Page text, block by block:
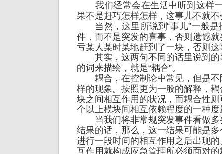
我们经常会在生活中听到这样一
果不是赶巧怎样怎样，这事儿不就不
当然，这里所说到“事儿”一般是
件，而不是突发的喜事，否则遗憾
亏某人某时某地赶到了一块，否则
其实，这两句不同的话里说到的
的词来描绘，就是“耦合”。
耦合，在控制论中常见，但是不
样的现象。按照更为一般的解释，
块之间相互作用的状况，而耦合性
个以上模块间相互依赖程度的一种度
当我们将非常规突发事件看做多
结果的话，那么，这一结果可能是
进行一段时间的相互作用之后出现
互作用就构成应急管理所必须面对